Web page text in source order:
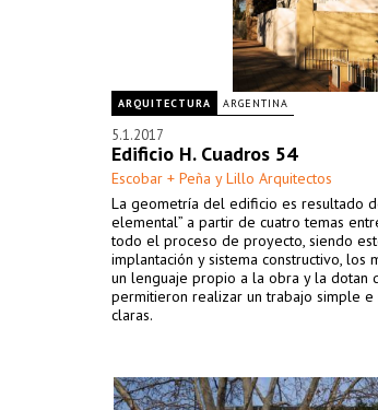
ARQUITECTURA ARGENTINA
5.1.2017
Edificio H. Cuadros 54
Escobar + Peña y Lillo Arquitectos
La geometría del edificio es resultado
elemental” a partir de cuatro temas
todo el proceso de proyecto, siendo
implantación y sistema constructivo, los
un lenguaje propio a la obra y la dotan
permitieron realizar un trabajo simple
claras.